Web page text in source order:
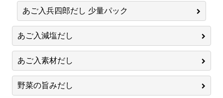
あご入兵四郎だし 少量パック
あご入減塩だし
あご入素材だし
野菜の旨みだし